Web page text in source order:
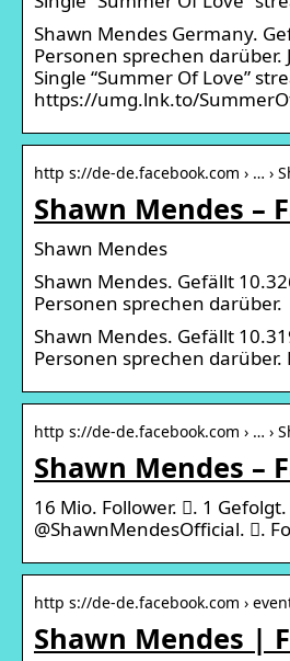
Shawn Mendes Germany.
Personen sprechen darüber.
Single “Summer Of Love”
https://umg.lnk.to/
http s://de-de.facebook.com › … ›
Shawn Mendes –
Shawn Mendes
Shawn Mendes. Gefällt
Personen sprechen darüber.
Shawn Mendes. Gefällt
Personen sprechen
http s://de-de.facebook.com › … ›
Shawn Mendes –
16 Mio. Follower. 󱞋. 1 Gefolgt.
@ShawnMendesOfficial. 󱙶.
http s://de-de.facebook.com ›
Shawn Mendes |